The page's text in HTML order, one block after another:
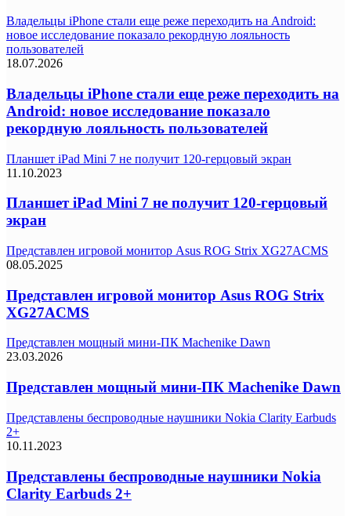
Владельцы iPhone стали еще реже переходить на Android:
новое исследование показало рекордную лояльность
пользователей
18.07.2026
Владельцы iPhone стали еще реже переходить на
Android: новое исследование показало
рекордную лояльность пользователей
Планшет iPad Mini 7 не получит 120-герцовый экран
11.10.2023
Планшет iPad Mini 7 не получит 120-герцовый
экран
Представлен игровой монитор Asus ROG Strix XG27ACMS
08.05.2025
Представлен игровой монитор Asus ROG Strix
XG27ACMS
Представлен мощный мини-ПК Machenike Dawn
23.03.2026
Представлен мощный мини-ПК Machenike Dawn
Представлены беспроводные наушники Nokia Clarity Earbuds
2+
10.11.2023
Представлены беспроводные наушники Nokia
Clarity Earbuds 2+